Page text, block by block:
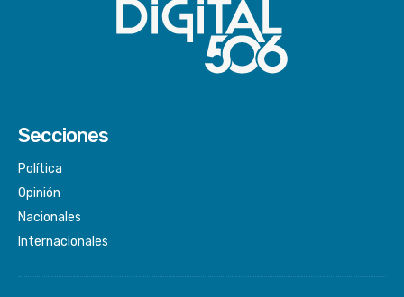
Secciones
Política
Opinión
Nacionales
Internacionales